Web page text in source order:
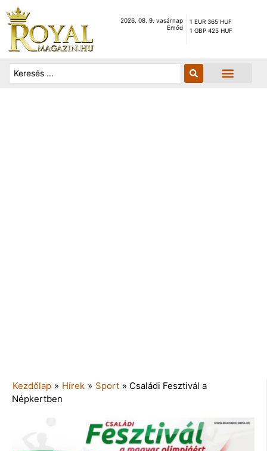
2026. 08. 9. vasárnap
Emőd
1 EUR 365 HUF
1 GBP 425 HUF
Kezdőlap » Hírek » Sport » Családi Fesztivál a
Népkertben